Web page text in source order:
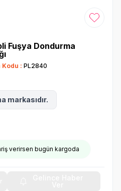
Favoriye
Fuşya Dondurma
Kodu : PL2840
markasıdır.
verirsen bugün kargoda